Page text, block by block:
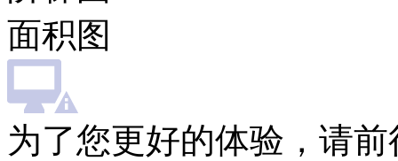
面积图
为了您更好的体验，请